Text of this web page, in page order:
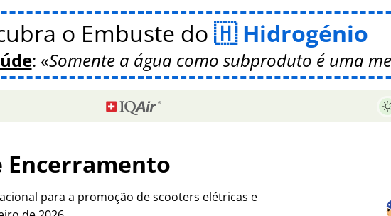
o Embuste do Hidrogénio
: Somente a água como subproduto é uma
Encerramento
para a promoção de scooters elétricas e